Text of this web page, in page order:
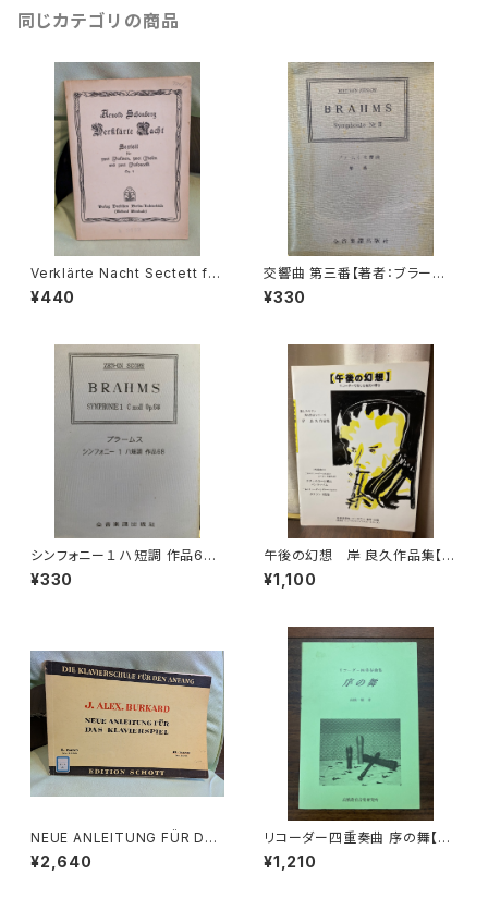
同じカテゴリの商品
Verklärte Nacht Sectett für
zwei Violinen,zwei Violen
und zwei Violoncelli op.4
lin-Lichterfelde 出版年不明
¥440
交響曲 第三番【著者：ブラーム
ス】出版社：全音楽譜出版社 19
57年
¥330
シンフォニー１ ハ短調 作品68
【著者：ブラームス】出版社：全音
楽譜出版社 1958年
¥330
午後の幻想 岸 良久作品集【製
作：音楽企画社 ハーモニー】出
版社：音楽企画社 ハーモニ
¥1,100
NEUE ANLEITUNG FÜR DAS
KLAVIERSPIEL Band.Ⅱ【著
者：J.ALEX.BURKARD】出版
¥2,640
リコーダー四重奏曲 序の舞【著
者：高橋一雄】出版社：高橋教育
音楽研究所 平成18年
¥1,210